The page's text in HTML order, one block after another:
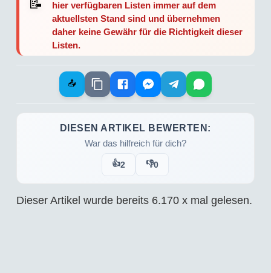
📝
hier verfügbaren Listen immer auf dem
aktuellsten Stand sind und übernehmen
daher keine Gewähr für die Richtigkeit dieser
Listen.
📤
DIESEN ARTIKEL BEWERTEN:
War das hilfreich für dich?
👍2 👎0
Dieser Artikel wurde bereits 6.170 x mal gelesen.